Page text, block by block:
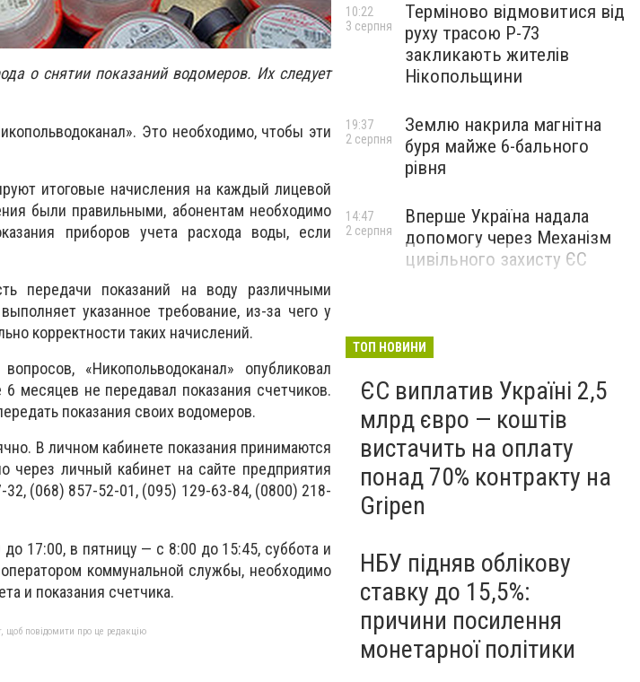
о снятии показаний водомеров. Их следует
Это необходимо, чтобы эти
итоговые начисления на каждый лицевой
были правильными, абонентам необходимо
приборов учета расхода воды, если
передачи показаний на воду различными
указанное требование, из-за чего у
корректности таких начислений.
«Никопольводоканал» опубликовал
месяцев не передавал показания счетчиков.
показания своих водомеров.
В личном кабинете показания принимаются
через личный кабинет на сайте предприятия
(068) 857-52-01, (095) 129-63-84, (0800) 218-
17:00, в пятницу — с 8:00 до 15:45, суббота и
коммунальной службы, необходимо
и показания счетчика.
щоб повідомити про це редакцію
Терміново відмовитися від
руху трасою Р-73
закликають жителів
Нікопольщини
10:22
3 серпня
Землю накрила магнітна
буря майже 6-бального
рівня
19:37
2 серпня
Вперше Україна надала
допомогу через Механізм
цивільного захисту ЄС
14:47
2 серпня
ТОП НОВИНИ
ЄС виплатив Україні 2,5
млрд євро — коштів
вистачить на оплату
понад 70% контракту на
Gripen
НБУ підняв облікову
ставку до 15,5%:
причини посилення
монетарної політики